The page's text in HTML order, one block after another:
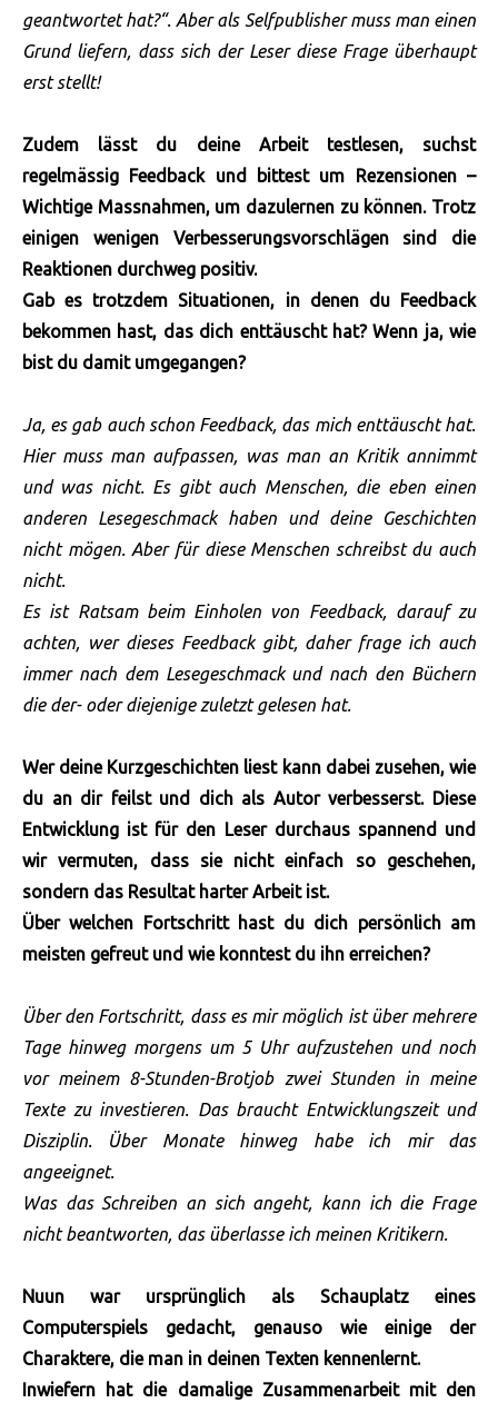
geantwortet hat?“. Aber als Selfpublisher muss man einen
Grund liefern, dass sich der Leser diese Frage überhaupt
erst stellt!
Zudem lässt du deine Arbeit testlesen, suchst
regelmässig Feedback und bittest um Rezensionen –
Wichtige Massnahmen, um dazulernen zu können. Trotz
einigen wenigen Verbesserungsvorschlägen sind die
Reaktionen durchweg positiv.
Gab es trotzdem Situationen, in denen du Feedback
bekommen hast, das dich enttäuscht hat? Wenn ja, wie
bist du damit umgegangen?
Ja, es gab auch schon Feedback, das mich enttäuscht hat.
Hier muss man aufpassen, was man an Kritik annimmt
und was nicht. Es gibt auch Menschen, die eben einen
anderen Lesegeschmack haben und deine Geschichten
nicht mögen. Aber für diese Menschen schreibst du auch
nicht.
Es ist Ratsam beim Einholen von Feedback, darauf zu
achten, wer dieses Feedback gibt, daher frage ich auch
immer nach dem Lesegeschmack und nach den Büchern
die der- oder diejenige zuletzt gelesen hat.
Wer deine Kurzgeschichten liest kann dabei zusehen, wie
du an dir feilst und dich als Autor verbesserst. Diese
Entwicklung ist für den Leser durchaus spannend und
wir vermuten, dass sie nicht einfach so geschehen,
sondern das Resultat harter Arbeit ist.
Über welchen Fortschritt hast du dich persönlich am
meisten gefreut und wie konntest du ihn erreichen?
Über den Fortschritt, dass es mir möglich ist über mehrere
Tage hinweg morgens um 5 Uhr aufzustehen und noch
vor meinem 8-Stunden-Brotjob zwei Stunden in meine
Texte zu investieren. Das braucht Entwicklungszeit und
Disziplin. Über Monate hinweg habe ich mir das
angeeignet.
Was das Schreiben an sich angeht, kann ich die Frage
nicht beantworten, das überlasse ich meinen Kritikern.
Nuun war ursprünglich als Schauplatz eines
Computerspiels gedacht, genauso wie einige der
Charaktere, die man in deinen Texten kennenlernt.
Inwiefern hat die damalige Zusammenarbeit mit den